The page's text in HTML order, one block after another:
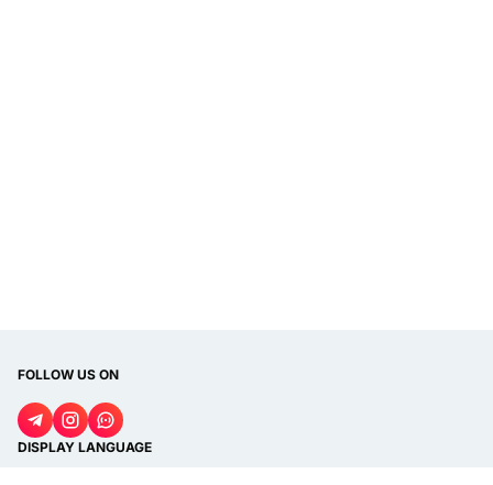
FOLLOW US ON
DISPLAY LANGUAGE